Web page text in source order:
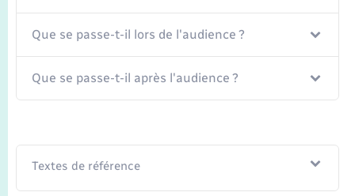
Que se passe-t-il lors de l'audience ?
Que se passe-t-il après l'audience ?
Textes de référence